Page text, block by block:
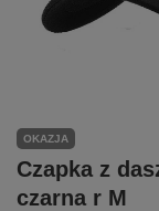
OKAZJA
Czapka z
czarna r M